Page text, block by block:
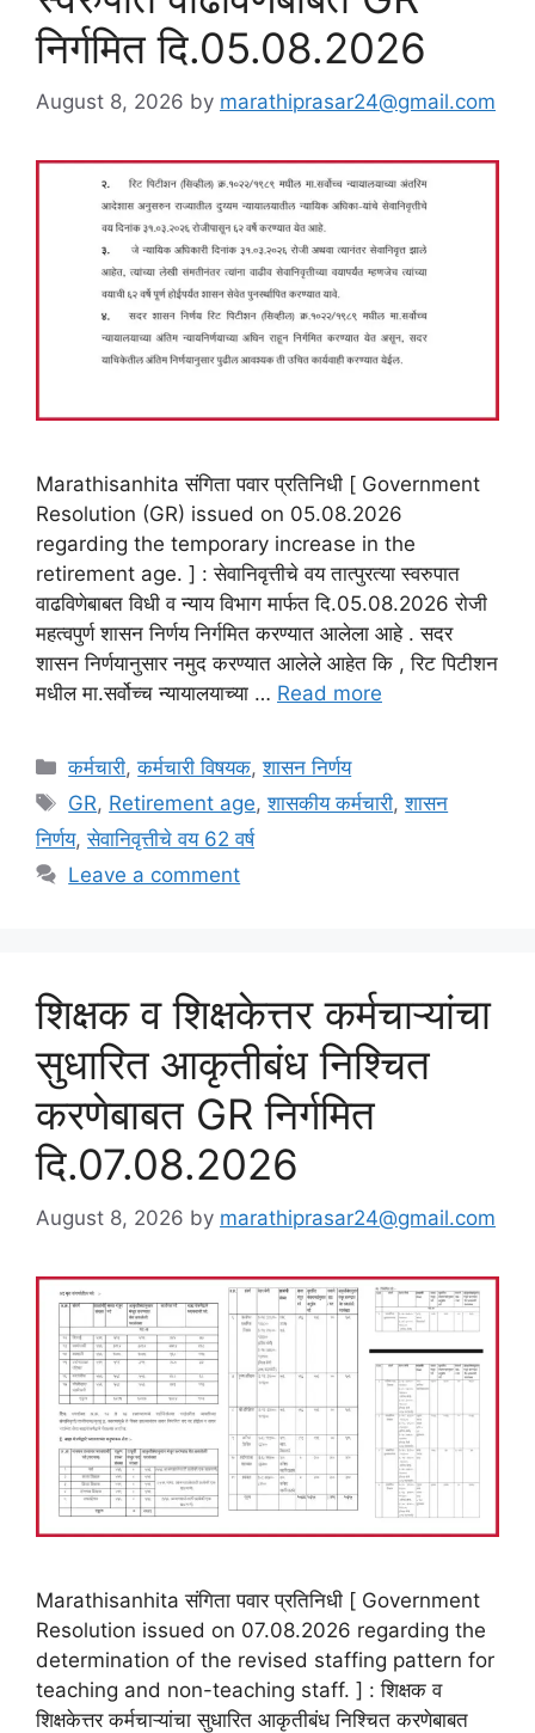
निर्गमित दि.05.08.2026
August 8, 2026 by marathiprasar24@gmail.com
Marathisanhita संगिता पवार प्रतिनिधी [ Government
Resolution (GR) issued on 05.08.2026
regarding the temporary increase in the
retirement age. ] : सेवानिवृत्तीचे वय तात्पुरत्या स्वरुपात
वाढविणेबाबत विधी व न्याय विभाग मार्फत दि.05.08.2026 रोजी
महत्वपुर्ण शासन निर्णय निर्गमित करण्यात आलेला आहे . सदर
शासन निर्णयानुसार नमुद करण्यात आलेले आहेत कि , रिट पिटीशन
मधील मा.सर्वोच्च न्यायालयाच्या … Read more
Categories
कर्मचारी,कर्मचारी विषयक,शासन निर्णय
Tags
GR, Retirement age,शासकीय कर्मचारी,शासन
निर्णय,सेवानिवृत्तीचे वय 62 वर्ष
Leave a comment
‍शिक्षक व शिक्षकेत्तर कर्मचाऱ्यांचा
सुधारित आकृतीबंध निश्चित
करणेबाबत GR निर्गमित
दि.07.08.2026
August 8, 2026 by marathiprasar24@gmail.com
Marathisanhita संगिता पवार प्रतिनिधी [ Government
Resolution issued on 07.08.2026 regarding the
determination of the revised staffing pattern for
teaching and non-teaching staff. ] : शिक्षक व
शिक्षकेत्तर कर्मचाऱ्यांचा सुधारित आकृतीबंध निश्चित करणेबाबत